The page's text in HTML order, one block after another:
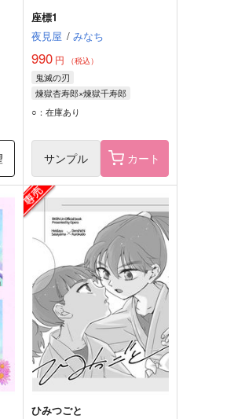
座標1
夜見屋 / みなち
990 円 （税込）
鬼滅の刃
煉獄杏寿郎×煉獄千寿郎
煉獄杏寿郎
○：在庫あり
サンプル カート
ひみつごと